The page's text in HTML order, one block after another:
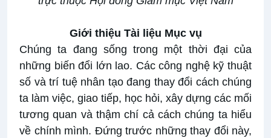
Giới thiệu Tài liệu Mục vụ
Chúng ta đang sống trong một thời đại của
những biến đổi lớn lao. Các công nghệ kỹ thuật
số và trí tuệ nhân tạo đang thay đổi cách chúng
ta làm việc, giao tiếp, học hỏi, xây dựng các mối
tương quan và thậm chí cả cách chúng ta hiểu
về chính mình. Đứng trước những thay đổi này,